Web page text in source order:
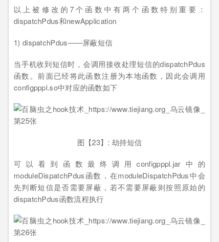
以上被修改的7个函数中有两个函数特别重要：
dispatchPdus和newApplication
1) dispatchPdus——屏蔽短信
当手机收到短信时，会调用接收处理短信的dispatchPdus
函数。前面已经将此函数注册为本地函数，因此会调用
configpppl.so中对应的函数如下
图【23】: 劫持短信
可以看到函数最终调用configpppl.jar中的
moduleDispatchPdus函数，在moduleDispatchPdus中会
先判断短信是否需要屏蔽，若不需要屏蔽则按照原始的
dispatchPdus函数流程执行